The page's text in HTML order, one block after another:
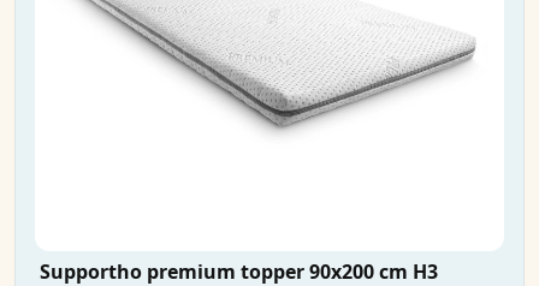
Supportho premium topper 90x200 cm H3